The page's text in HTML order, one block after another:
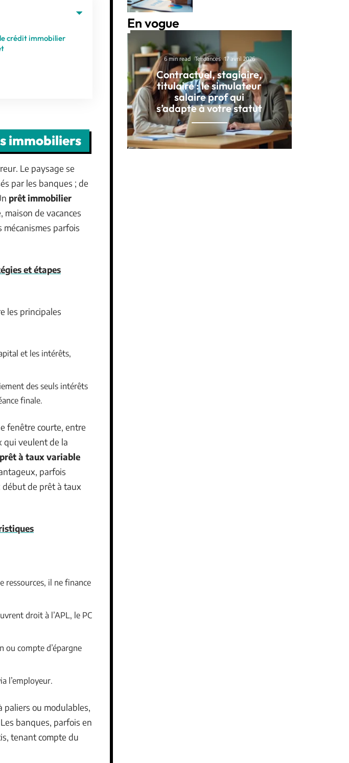
crédit immobilier
immobiliers
Le paysage se
par les banques ; de
prêt immobilier
maison de vacances
parfois
et étapes
les principales
et les intérêts,
des seuls intérêts
finale.
fenêtre courte, entre
qui veulent de la
prêt à taux variable
parfois
début de prêt à taux
ressources, il ne finance
droit à l’APL, le PC
ou compte d’épargne
l’employeur.
paliers ou modulables,
banques, parfois en
tenant compte du
En vogue
6 min read Tendances 17 avril 2026
Contractuel, stagiaire,
titulaire : le simulateur
salaire prof qui
s’adapte à votre statut